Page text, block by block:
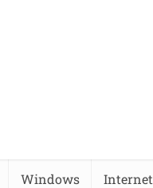
Windows Internet